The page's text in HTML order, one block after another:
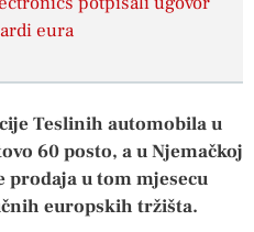
eura
Teslinih automobila u
60 posto, a u Njemačkoj
prodaja u tom mjesecu
europskih tržišta.